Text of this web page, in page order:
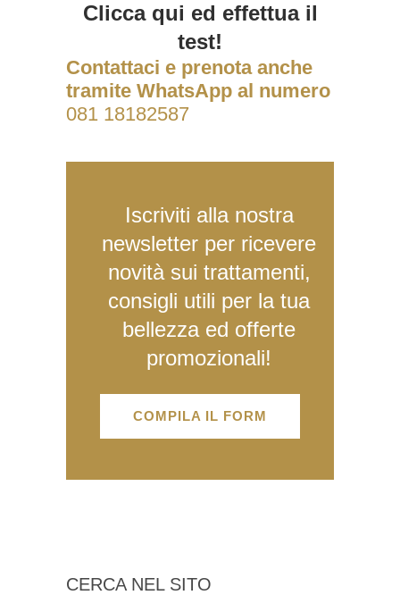
Clicca qui ed effettua il
test!
Contattaci e prenota anche
tramite WhatsApp al numero
081 18182587
Iscriviti alla nostra
newsletter per ricevere
novità sui trattamenti,
consigli utili per la tua
bellezza ed offerte
promozionali!
COMPILA IL FORM
CERCA NEL SITO